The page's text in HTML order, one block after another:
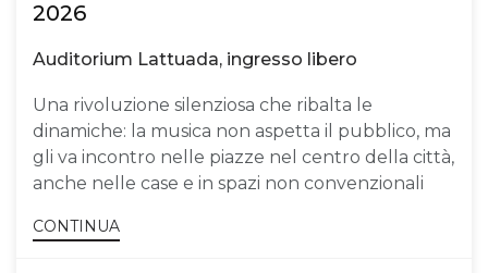
2026
Auditorium Lattuada, ingresso libero
Una rivoluzione silenziosa che ribalta le
dinamiche: la musica non aspetta il pubblico, ma
gli va incontro nelle piazze nel centro della città,
anche nelle case e in spazi non convenzionali
CONTINUA